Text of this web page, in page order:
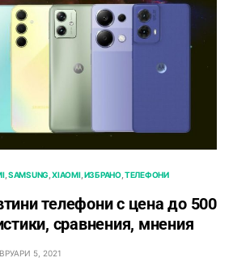
SAMSUNG XIAOMI ИЗБРАНО ТЕЛЕФОНИ
телефони с ценa до 500
сравнения, мнения
5, 2021